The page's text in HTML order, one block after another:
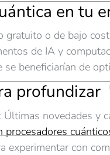
en tu
gratuito o de bajo
de IA y
se beneficiarían de
profundizar
: Últimas novedades y
procesadores
experimentar con